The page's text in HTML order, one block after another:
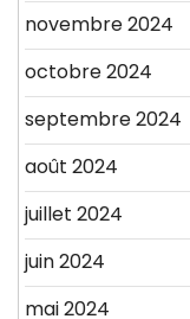
novembre 2024
octobre 2024
septembre 2024
août 2024
juillet 2024
juin 2024
mai 2024